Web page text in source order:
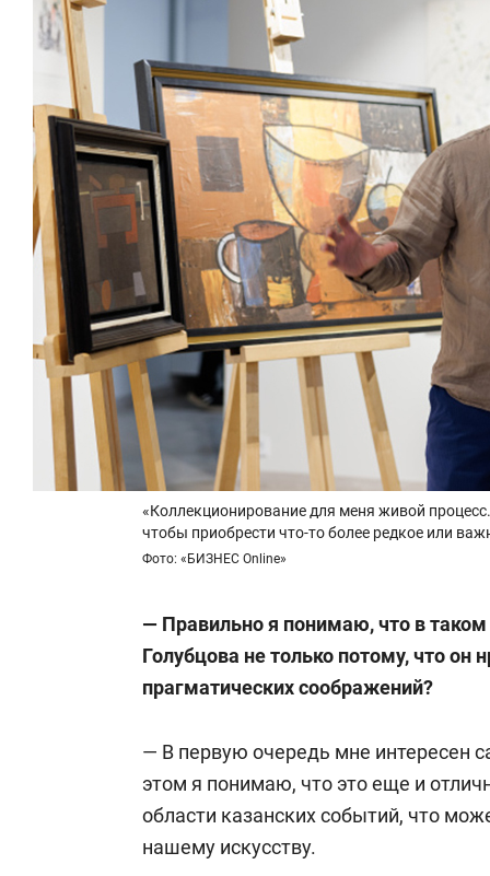
«Коллекционирование для меня живой
чтобы приобрести что-то более редкое или
Фото: «БИЗНЕС Online»
— Правильно я понимаю, что в
Голубцова не только потому, что он
прагматических соображений?
— В первую очередь мне интересен
этом я понимаю, что это еще и
области казанских событий, что
нашему искусству.